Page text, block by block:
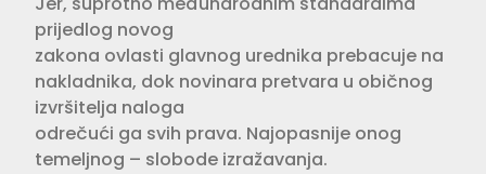
prijedlog novog
zakona ovlasti glavnog urednika prebacuje na
nakladnika, dok novinara pretvara u običnog
izvršitelja naloga
odrečući ga svih prava. Najopasnije onog
temeljnog – slobode izražavanja.